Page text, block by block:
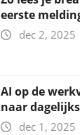
eerste
dec 2, 2025
AI op de
naar
dec 1, 2025